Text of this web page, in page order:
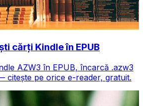
cărți Kindle în EPUB
AZW3 în EPUB, încarcă .azw3
citește pe orice e-reader, gratuit.